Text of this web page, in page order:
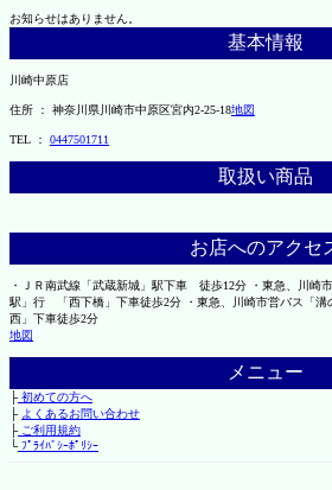
お知らせはありません。
基本情報
川崎中原店
住所 ： 神奈川県川崎市中原区宮内2-25-18地図
TEL ： 0447501711
取扱い商品
お店へのアクセ
・ＪＲ南武線「武蔵新城」駅下車 徒歩12分 ・東急、川崎
駅」行 「西下橋」下車徒歩2分 ・東急、川崎市営バス「
西」下車徒歩2分
地図
メニュー
├初めての方へ
├ よくあるお問い合わせ
├ご利用規約
└ﾌﾟﾗｲﾊﾞｼｰﾎﾟﾘｼｰ